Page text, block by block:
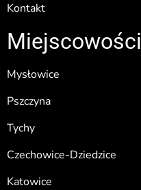
Kontakt
Miejscowości
Mysłowice
Pszczyna
Tychy
Czechowice-Dziedzice
Katowice